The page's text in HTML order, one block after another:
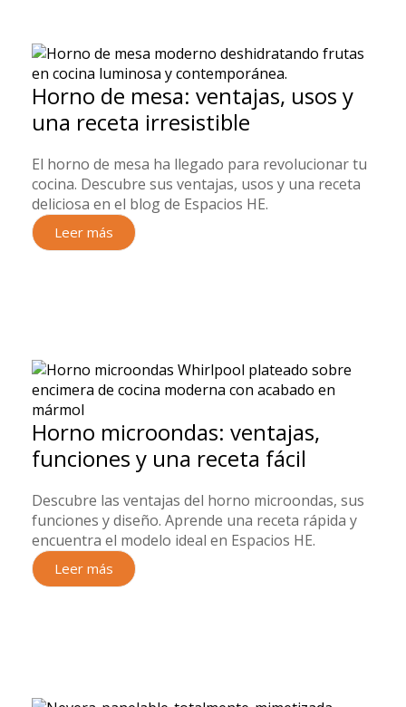
Horno de mesa: ventajas, usos y
una receta irresistible
El horno de mesa ha llegado para revolucionar tu
cocina. Descubre sus ventajas, usos y una receta
deliciosa en el blog de Espacios HE.
Leer más
Horno microondas: ventajas,
funciones y una receta fácil
Descubre las ventajas del horno microondas, sus
funciones y diseño. Aprende una receta rápida y
encuentra el modelo ideal en Espacios HE.
Leer más